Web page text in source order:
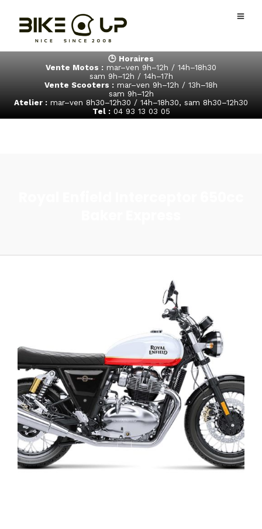
🕒 Horaires
Vente Motos : mar–ven 9h–12h / 14h–18h30
sam 9h–12h / 14h–17h
Vente Scooters : mar–ven 9h–12h / 13h–18h
sam 9h–12h
Atelier : mar–ven 8h30–12h30 / 14h–18h30, sam 8h30–12h30
Tel :04 93 13 03 05